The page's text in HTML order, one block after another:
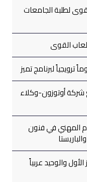
لطلبة الجامعات
القوى
لبرنامج تميز
أوتوزون-وكلاء
المهني في فنون
والوحيد عربياً